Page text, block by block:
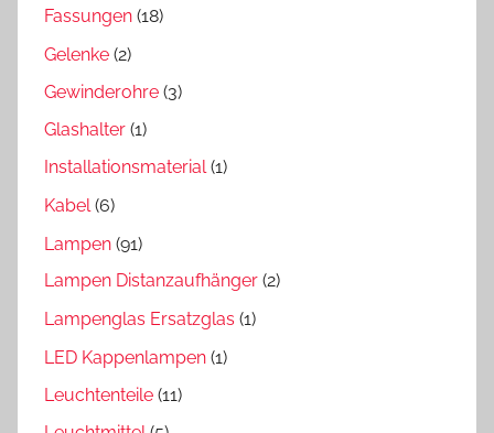
Fassungen (18)
Gelenke (2)
Gewinderohre (3)
Glashalter (1)
Installationsmaterial(1)
Kabel (6)
Lampen (91)
Lampen Distanzaufhänger (2)
Lampenglas Ersatzglas (1)
LED Kappenlampen (1)
Leuchtenteile (11)